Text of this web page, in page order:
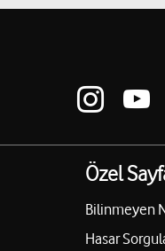
Özel
Bilinmeyen
Hasar